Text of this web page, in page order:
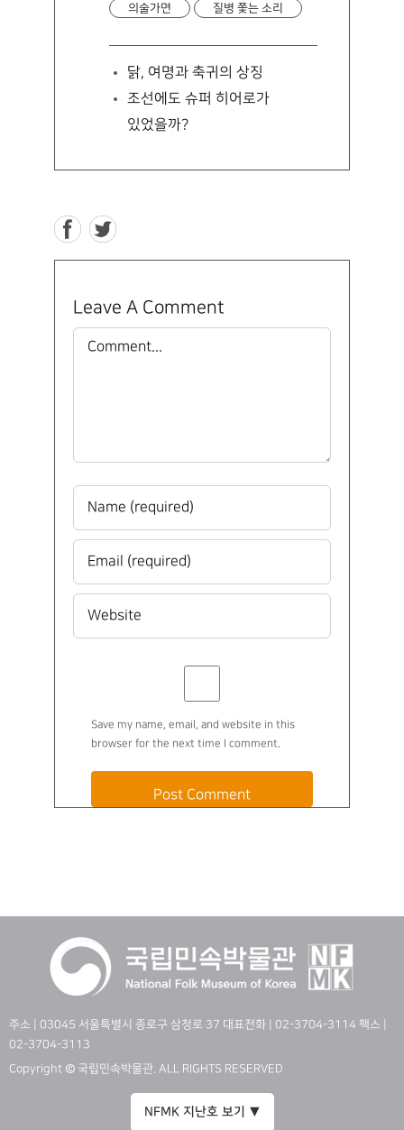
의술가면 질병 쫓는 소리
닭, 여명과 축귀의 상징
조선에도 슈퍼 히어로가
있었을까?
Leave A Comment
Comment
Save my name, email, and website in this
browser for the next time I comment.
주소 | 03045 서울특별시 종로구 삼청로 37 대표전화 | 02-3704-3114 팩스 |
02-3704-3113
Copyright © 국립민속박물관. ALL RIGHTS RESERVED
NFMK 지난호 보기 ▼